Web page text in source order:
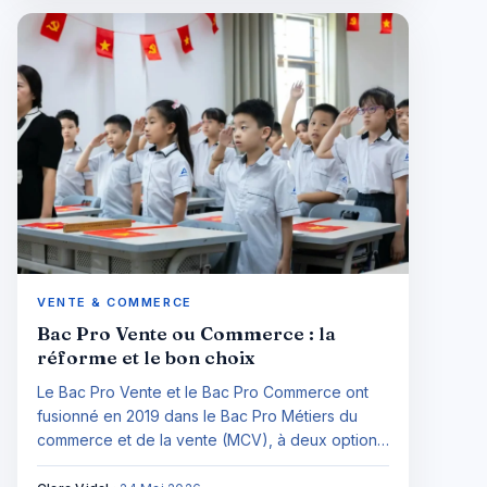
VENTE & COMMERCE
Bac Pro Vente ou Commerce : la
réforme et le bon choix
Le Bac Pro Vente et le Bac Pro Commerce ont
fusionné en 2019 dans le Bac Pro Métiers du
commerce et de la vente (MCV), à deux options
A (sédentaire) et B (itinérant). Comment choisir,